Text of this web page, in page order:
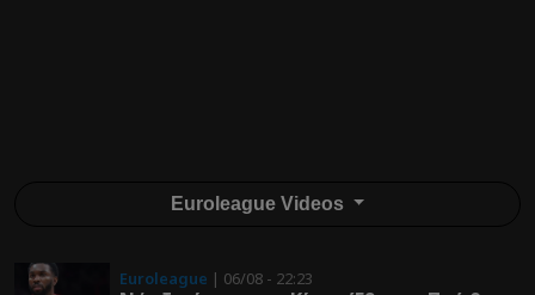
Euroleague Videos
Euroleague | 06/08 - 22:23